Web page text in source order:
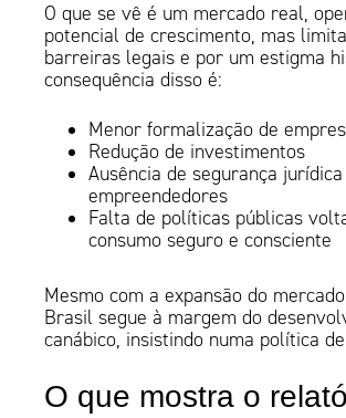
O que se vê é um mercado real,
potencial de crescimento, mas
barreiras legais e por um estigma
consequência disso é:
Menor formalização de
Redução de investimentos
Ausência de segurança
empreendedores
Falta de políticas públicas
consumo seguro e consciente
Mesmo com a expansão do
Brasil segue à margem do
canábico, insistindo numa política
O que mostra o